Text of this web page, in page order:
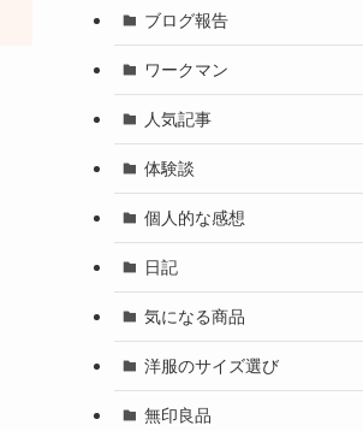
ブログ報告
ワークマン
人気記事
体験談
個人的な感想
日記
気になる商品
洋服のサイズ選び
無印良品